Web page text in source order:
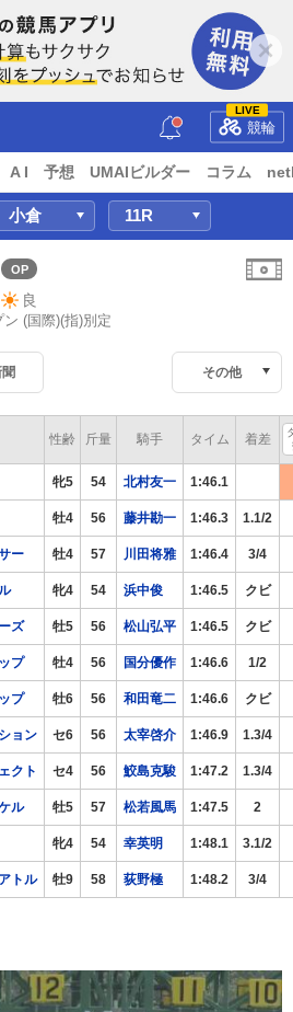
LIVE
競輪
A I 予想 UMAIビルダー コラム
OP
良
ン (国際)(指)別定
その他
性齢 斤量 騎手 タイム 着差
牝5 54 北村友一 1:46.1
牡4 56 藤井勘一 1:46.3 1.1/2
ー 牡4 57 川田将雅 1:46.4 3/4
牝4 54 浜中俊 1:46.5 クビ
ズ 牡5 56 松山弘平 1:46.5 クビ
プ 牡4 56 国分優作 1:46.6 1/2
プ 牡6 56 和田竜二 1:46.6 クビ
ョン セ6 56 太宰啓介 1:46.9 1.3/4
クト セ4 56 鮫島克駿 1:47.2 1.3/4
ル 牡5 57 松若風馬 1:47.5 2
牝4 54 幸英明 1:48.1 3.1/2
トル 牡9 58 荻野極 1:48.2 3/4